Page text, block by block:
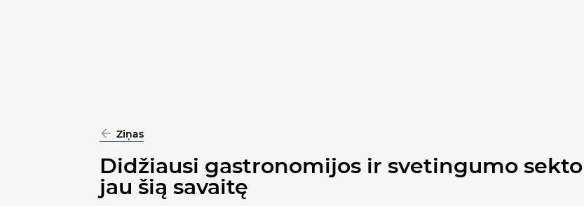
Ziņas
Didžiausi gastronomijos ir svetingumo
jau šią savaitę